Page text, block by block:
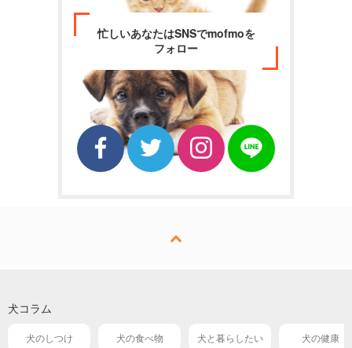
忙しいあなたはSNSでmofmoを
フォロー
犬コラム
犬のしつけ 犬の食べ物 犬と暮らしたい 犬の健康